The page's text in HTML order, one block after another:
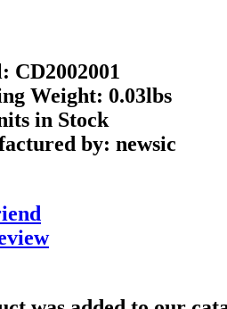
CD2002001
Weight: 0.03lbs
in Stock
by: newsic